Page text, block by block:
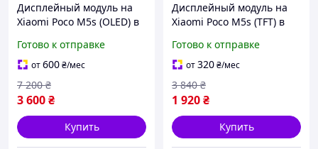
Дисплейный модуль на
Xiaomi Poco M5s (OLED) в
качества на Ксиоми Поко
М5с
Готово к отправке
от600₴/мес
3 600₴
7 200 ₴
Купить
Дисплейный модуль на
Xiaomi Poco M5s (TFT) в
качества на Ксиоми Поко
М5с
Готово к отправке
от320₴/мес
1 920₴
3 840 ₴
Купить